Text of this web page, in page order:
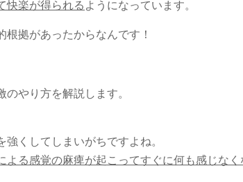
快楽が得られる ようになっています。
拠があったからなんです！
やり方を解説します。
くしてしまいがちですよね。
よる感覚の麻痺が起こってすぐに何も感じな